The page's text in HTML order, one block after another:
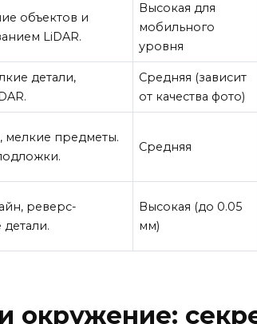
объектов и
LiDAR.
Высокая для
мобильного
уровня
детали,
Средняя (зависит
от качества фото)
мелкие предметы.
Средняя
реверс-
Высокая (до 0.05
мм)
окружение: